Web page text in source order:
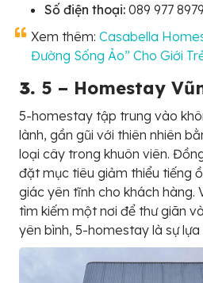
Số điện thoại: 089 977 8979
Xem thêm: Casabella
Đường Sống Ảo” Cho Giới
3. 5 – Homestay
5-homestay tập trung vào
lành, gần gũi với thiên nhiên
loại cây trong khuôn viên.
đặt mục tiêu giảm thiểu tiếng
giác yên tĩnh cho khách hàng.
tìm kiếm một nơi để thư giãn
yên bình, 5-homestay là sự